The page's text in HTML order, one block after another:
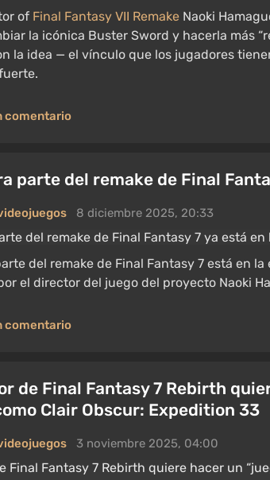
of Final Fantasy VII Remake Naoki
la icónica Buster Sword y hacerla más
la idea — el vínculo que los jugadores
comentario
parte del remake de Final
8 diciembre 2025, 20:33
del remake de Final Fantasy 7 está en
el director del juego del proyecto Naoki
comentario
de Final Fantasy 7 Rebirth
Clair Obscur: Expedition 33
3 noviembre 2025, 04:00